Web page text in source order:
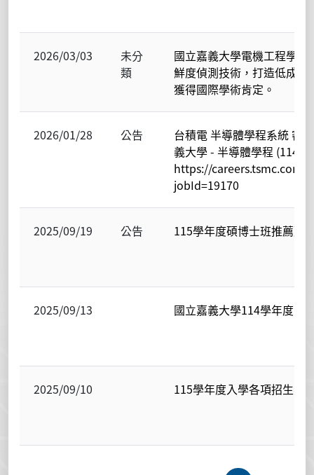
2026/03/03
未分
類
國立嘉義大學電機工程學
鮮度偵測技術，打造低成
獲得國際學術肯定。
2026/01/28 公告
台積電 半導體學程系統 審
義大學 - 半導體學程 (114
https://careers.tsmc.com/
jobId=19170
2025/09/19 公告 115學年度碩博士班推薦甄
2025/09/13 國立嘉義大學114學年度電
2025/09/10 115學年度入學各項招生考